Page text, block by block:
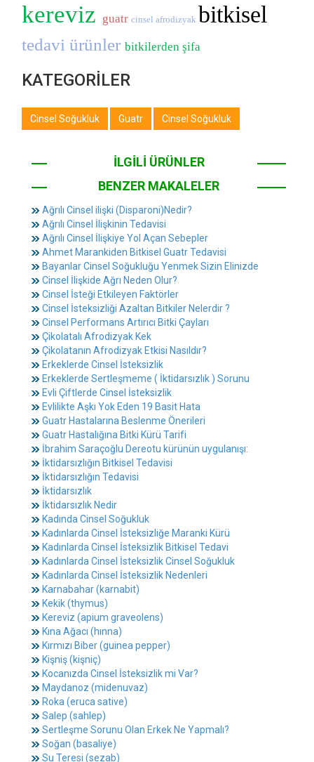
kereviz guatr cinsel afrodizyak bitkisel
tedavi ürünler bitkilerden şifa
KATEGORİLER
Cinsel Soğukluk Guatr Cinsel Soğukluk
İLGİLİ ÜRÜNLER
BENZER MAKALELER
Ağrılı Cinsel ilişki (Disparoni)Nedir?
Ağrılı Cinsel İlişkinin Tedavisi
Ağrılı Cinsel İlişkiye Yol Açan Sebepler
Ahmet Marankiden Bitkisel Guatr Tedavisi
Bayanlar Cinsel Soğukluğu Yenmek Sizin Elinizde
Cinsel İlişkide Ağrı Neden Olur?
Cinsel İsteği Etkileyen Faktörler
Cinsel İsteksizliği Azaltan Bitkiler Nelerdir ?
Cinsel Performans Artırıcı Bitki Çayları
Çikolatalı Afrodizyak Kek
Çikolatanın Afrodizyak Etkisi Nasıldır?
Erkeklerde Cinsel İsteksizlik
Erkeklerde Sertleşmeme ( İktidarsızlık ) Sorunu
Evli Çiftlerde Cinsel İsteksizlik
Evlilikte Aşkı Yok Eden 19 Basit Hata
Guatr Hastalarına Beslenme Önerileri
Guatr Hastalığına Bitki Kürü Tarifi
İbrahim Saraçoğlu Dereotu kürünün uygulanışı:
İktidarsızlığın Bitkisel Tedavisi
İktidarsızlığın Tedavisi
İktidarsızlık
İktidarsızlık Nedir
Kadında Cinsel Soğukluk
Kadınlarda Cinsel İsteksizliğe Maranki Kürü
Kadınlarda Cinsel İsteksizlik Bitkisel Tedavi
Kadınlarda Cinsel İsteksizlik Cinsel Soğukluk
Kadınlarda Cinsel İsteksizlik Nedenleri
Karnabahar (karnabit)
Kekik (thymus)
Kereviz (apium graveolens)
Kına Ağacı (hınna)
Kırmızı Biber (guinea pepper)
Kişniş (kişniç)
Kocanızda Cinsel İsteksizlik mi Var?
Maydanoz (midenuvaz)
Roka (eruca sative)
Salep (sahlep)
Sertleşme Sorunu Olan Erkek Ne Yapmalı?
Soğan (basaliye)
Su Teresi (sezab)